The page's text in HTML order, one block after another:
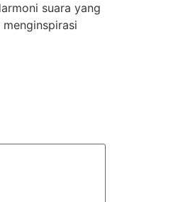
suara yang